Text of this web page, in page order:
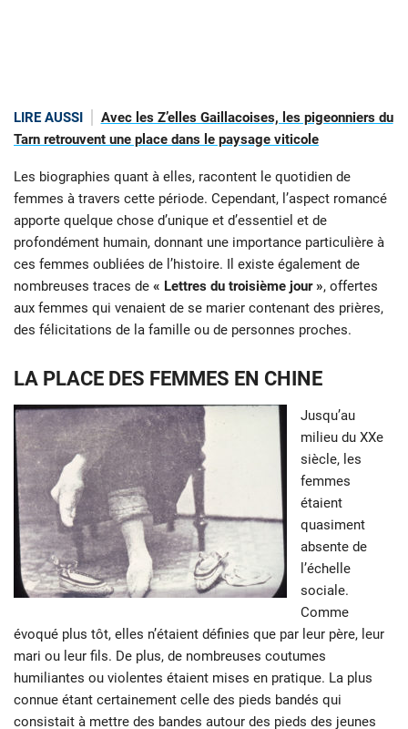
LIRE AUSSI
Avec les Z’elles Gaillacoises, les pigeonniers du
Tarn retrouvent une place dans le paysage viticole
Les biographies quant à elles, racontent le quotidien de
femmes à travers cette période. Cependant, l’aspect romancé
apporte quelque chose d’unique et d’essentiel et de
profondément humain, donnant une importance particulière à
ces femmes oubliées de l’histoire. Il existe également de
nombreuses traces de « Lettres du troisième jour », offertes
aux femmes qui venaient de se marier contenant des prières,
des félicitations de la famille ou de personnes proches.
LA PLACE DES FEMMES EN CHINE
Jusqu’au
milieu du XXe
siècle, les
femmes
étaient
quasiment
absente de
l’échelle
sociale.
Comme
évoqué plus tôt, elles n’étaient définies que par leur père, leur
mari ou leur fils. De plus, de nombreuses coutumes
humiliantes ou violentes étaient mises en pratique. La plus
connue étant certainement celle des pieds bandés qui
consistait à mettre des bandes autour des pieds des jeunes